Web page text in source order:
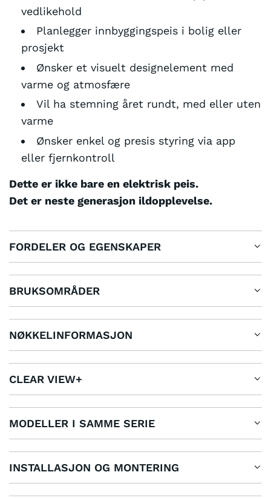
vedlikehold
Planlegger innbyggingspeis i bolig eller
prosjekt
Ønsker et visuelt designelement med
varme og atmosfære
Vil ha stemning året rundt, med eller uten
varme
Ønsker enkel og presis styring via app
eller fjernkontroll
Dette er ikke bare en elektrisk peis.
Det er neste generasjon ildopplevelse.
FORDELER OG EGENSKAPER
BRUKSOMRÅDER
NØKKELINFORMASJON
CLEAR VIEW+
MODELLER I SAMME SERIE
INSTALLASJON OG MONTERING